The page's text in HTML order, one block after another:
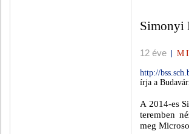
Simonyi
12 éve | M
http://
írja a
A 2014-es
teremben
meg